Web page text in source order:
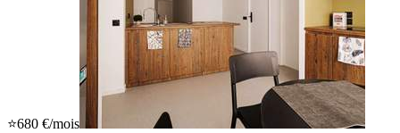
⭐680 €/mois